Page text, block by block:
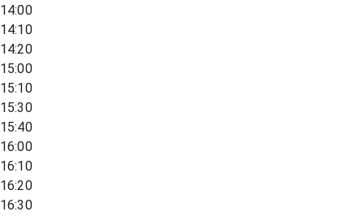
14:00
14:10
14:20
15:00
15:10
15:30
15:40
16:00
16:10
16:20
16:30